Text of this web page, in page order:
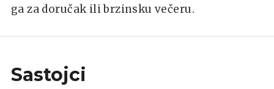
ga za doručak ili brzinsku večeru.
Sastojci